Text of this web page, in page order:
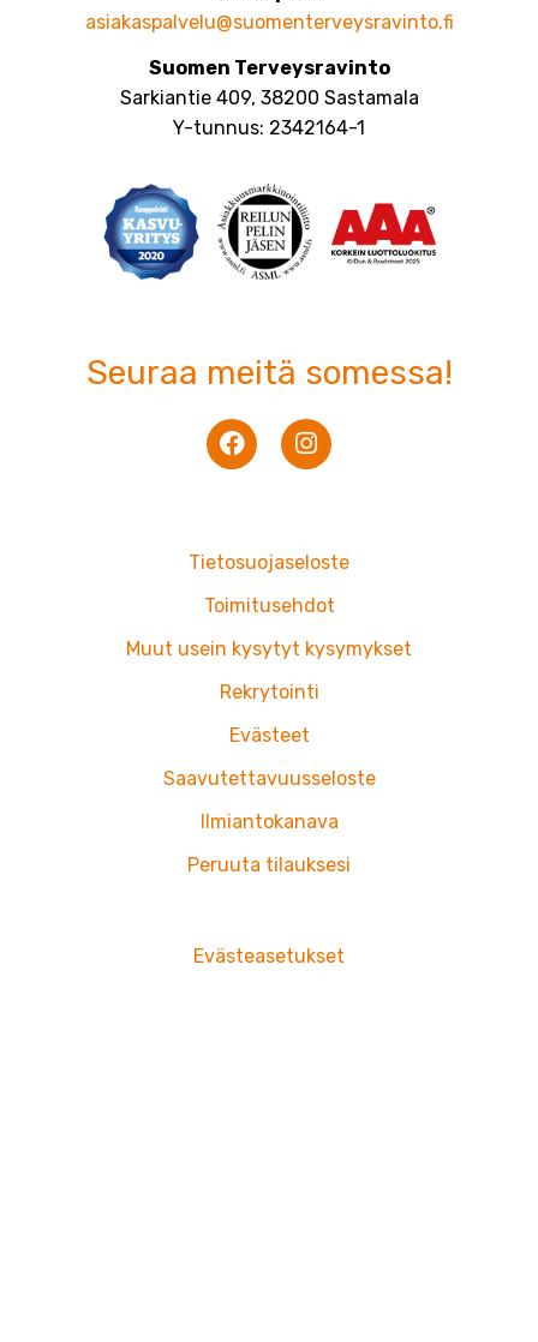
asiakaspalvelu@suomenterveysravinto.fi
Suomen Terveysravinto
Sarkiantie 409, 38200 Sastamala
Y-tunnus: 2342164-1
Seuraa meitä somessa!
F
a
o
k
I
n
g
a
Tietosuojaseloste
Toimitusehdot
Muut usein kysytyt kysymykset
Rekrytointi
Evästeet
Saavutettavuusseloste
Ilmiantokanava
Peruuta tilauksesi
Evästeasetukset